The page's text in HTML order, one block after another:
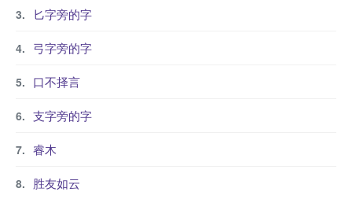
匕字旁的字
弓字旁的字
口不择言
支字旁的字
睿木
胜友如云